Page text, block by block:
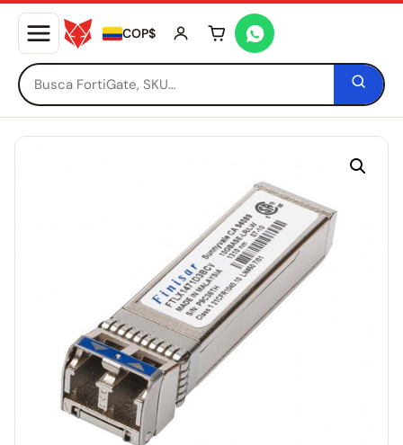
COP$ Tu carrito está vacío